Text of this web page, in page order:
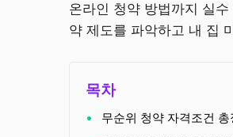
온라인 청약 방법까지 실
약 제도를 파악하고 내 집
목차
무순위 청약 자격조건 총